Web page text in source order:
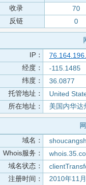
收录
70
反链
0
IP：
经度：
-115.1485
纬度：
36.0877
托管地址：
United
所在地址：
美国内华达
域名：
Whois服务：
域名状态：
注册时间：
2010年11